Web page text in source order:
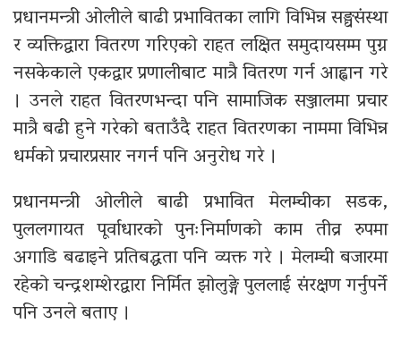
प्रधानमन्त्री ओलीले बाढी प्रभावितका लागि विभिन्न सङ्घसंस्था
र व्यक्तिद्वारा वितरण गरिएको राहत लक्षित समुदायसम्म पुग्न
नसकेकाले एकद्वार प्रणालीबाट मात्रै वितरण गर्न आह्वान गरे
। उनले राहत वितरणभन्दा पनि सामाजिक सञ्जालमा प्रचार
मात्रै बढी हुने गरेको बताउँदै राहत वितरणका नाममा विभिन्न
धर्मको प्रचारप्रसार नगर्न पनि अनुरोध गरे ।
प्रधानमन्त्री ओलीले बाढी प्रभावित मेलम्चीका सडक,
पुललगायत पूर्वाधारको पुनःनिर्माणको काम तीव्र रुपमा
अगाडि बढाइने प्रतिबद्धता पनि व्यक्त गरे । मेलम्ची बजारमा
रहेको चन्द्रशम्शेरद्वारा निर्मित झोलुङ्गे पुललाई संरक्षण गर्नुपर्ने
पनि उनले बताए ।